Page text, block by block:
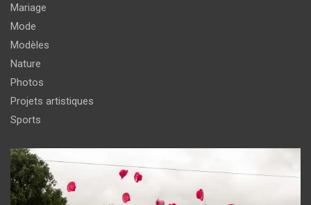
Mariage
Mode
Modèles
Nature
Photos
Projets artistiques
Sports